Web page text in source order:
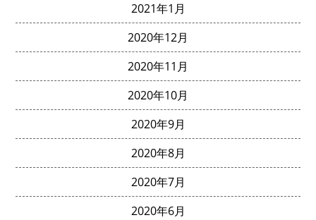
2021年1月
2020年12月
2020年11月
2020年10月
2020年9月
2020年8月
2020年7月
2020年6月